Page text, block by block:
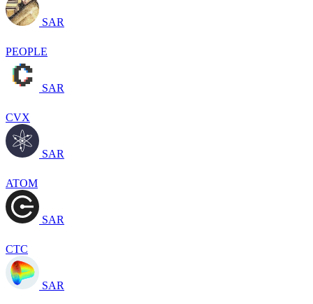
SAR
PEOPLE
SAR
CVX
SAR
ATOM
SAR
CTC
SAR